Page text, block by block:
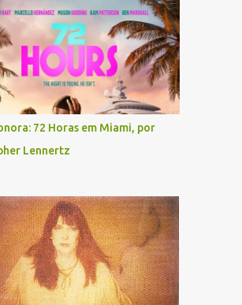
72 Horas em Miami, por
Lennertz